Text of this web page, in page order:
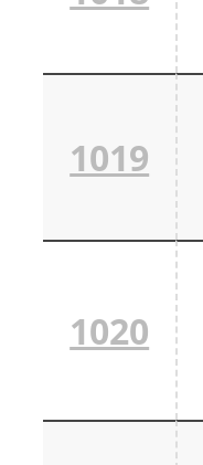
1019
1020